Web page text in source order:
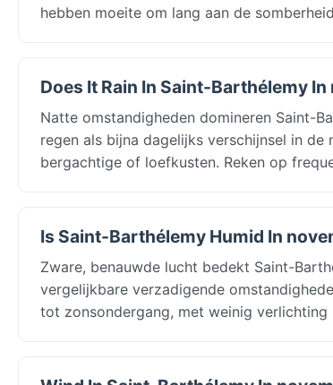
hebben moeite om lang aan de
Does It Rain In Saint-Barthélemy
Natte omstandigheden domineren Saint-
regen als bijna dagelijks verschijnsel in
bergachtige of loefkusten. Reken op
Is Saint-Barthélemy Humid In
Zware, benauwde lucht bedekt Saint-
vergelijkbare verzadigende
tot zonsondergang, met weinig